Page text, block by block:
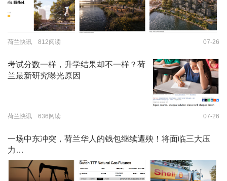
荷兰快讯 812阅读 07-26
考试分数一样，升学结果却不一样？荷
兰最新研究曝光原因
荷兰快讯 636阅读 07-26
一场中东冲突，荷兰华人的钱包继续遭殃！将面临三大压
力…